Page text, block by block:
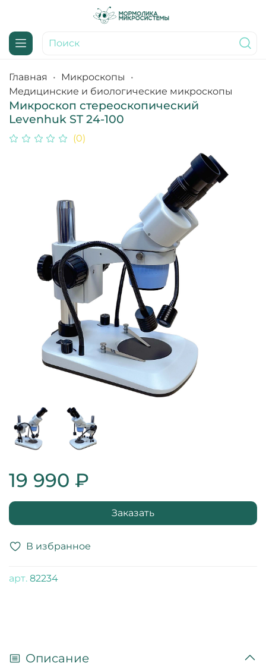
Главная
Микроскопы
Медицинские и биологические микроскопы
Микроскоп стереоскопический
Levenhuk ST 24-100
(0)
В избранное
арт. 82234
19 990 ₽
Заказать
Описание